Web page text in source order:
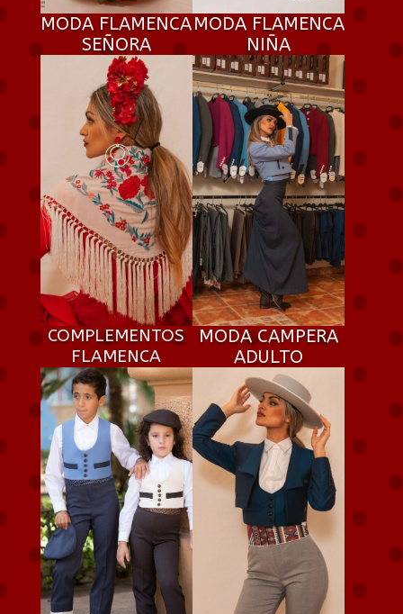
MODA FLAMENCA
SEÑORA
MODA FLAMENCA
NIÑA
COMPLEMENTOS
FLAMENCA
MODA CAMPERA
ADULTO